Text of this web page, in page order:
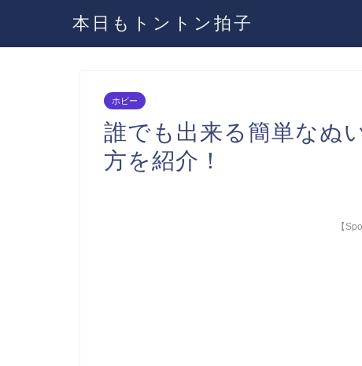
本日もトントン拍子
ホビー
誰でも出来る簡単なぬ
方を紹介！
【